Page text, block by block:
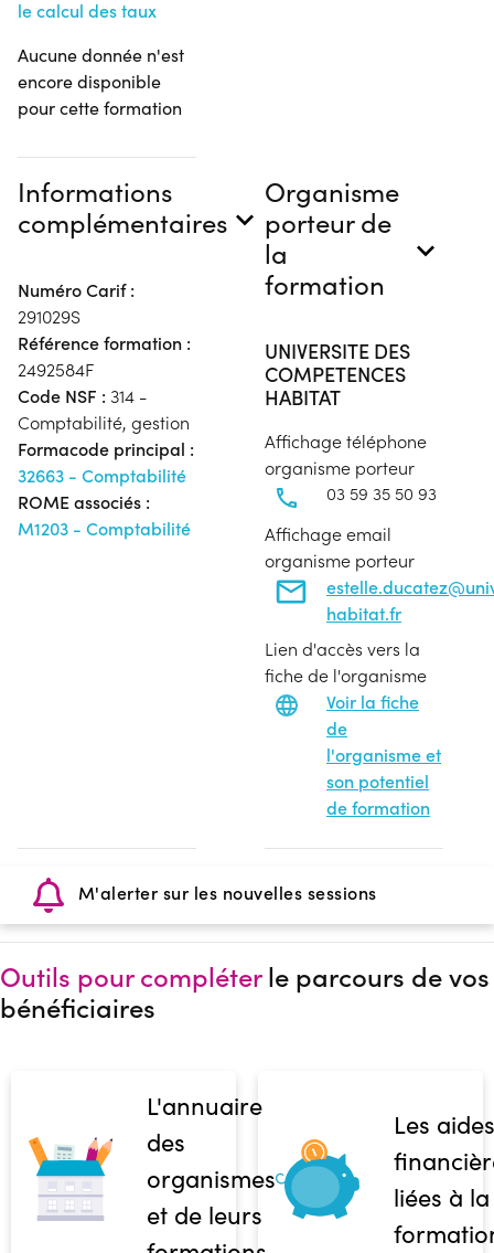
le calcul des taux
Aucune donnée n'est
encore disponible
pour cette formation
Informations
complémentaires
Numéro Carif :
291029S
Référence formation :
2492584F
Code NSF : 314 -
Comptabilité, gestion
Formacode principal :
32663 - Comptabilité
ROME associés :
M1203 - Comptabilité
Organisme
porteur de
la
formation
UNIVERSITE DES
COMPETENCES
HABITAT
Affichage téléphone
organisme porteur
03 59 35 50 93
Affichage email
organisme porteur
habitat.fr
Lien d'accès vers la
fiche de l'organisme
Voir la fiche
de
l'organisme et
son potentiel
de formation
M'alerter sur les nouvelles sessions
Outils pour compléterle parcours de vos
bénéficiaires
L'annuaire
des
organismes
et de leurs
Les aides
liées à la